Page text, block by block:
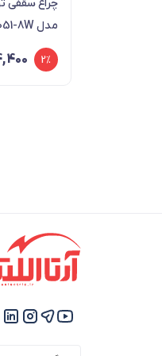
مدل SH-2051-8W
2%